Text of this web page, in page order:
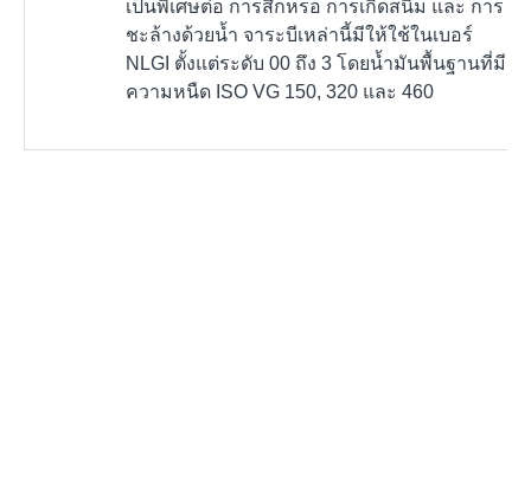
เป็นพิเศษต่อ การสึกหรอ การเกิดสนิม และ การ
ชะล้างด้วยน้ำ จาระบีเหล่านี้มีให้ใช้ในเบอร์
NLGI ตั้งแต่ระดับ 00 ถึง 3 โดยน้ำมันพื้นฐานที่มี
ความหนืด ISO VG 150, 320 และ 460